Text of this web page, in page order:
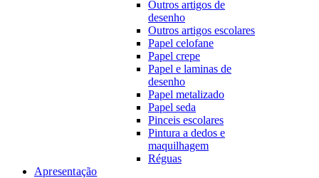
Outros artigos de
desenho
Outros artigos escolares
Papel celofane
Papel crepe
Papel e laminas de
desenho
Papel metalizado
Papel seda
Pinceis escolares
Pintura a dedos e
maquilhagem
Réguas
Apresentação